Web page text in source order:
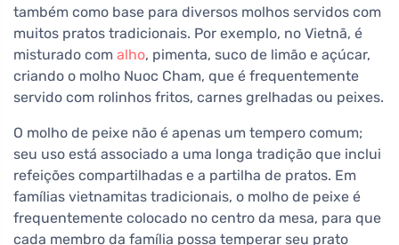
também como base para diversos molhos servidos com
muitos pratos tradicionais. Por exemplo, no Vietnã, é
misturado com alho, pimenta, suco de limão e açúcar,
criando o molho Nuoc Cham, que é frequentemente
servido com rolinhos fritos, carnes grelhadas ou peixes.
O molho de peixe não é apenas um tempero comum;
seu uso está associado a uma longa tradição que inclui
refeições compartilhadas e a partilha de pratos. Em
famílias vietnamitas tradicionais, o molho de peixe é
frequentemente colocado no centro da mesa, para que
cada membro da família possa temperar seu prato